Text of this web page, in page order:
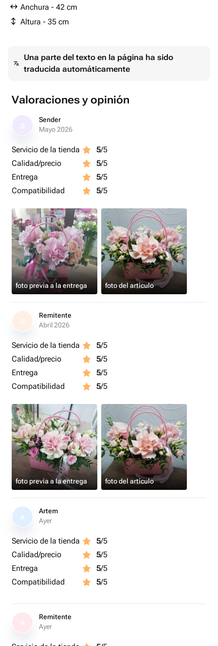
Anchura - 42 cm
Altura - 35 cm
Una parte del texto en la página ha sido
traducida automáticamente
Valoraciones y opinión
Sender
Mayo 2026
Servicio de la tienda 5/5
Calidad/precio
5/5
Entrega
5/5
Compatibilidad
5/5
foto previa a la entrega foto del artículo
R
Remitente
Abril 2026
Servicio de la tienda 5/5
Calidad/precio
5/5
Entrega
5/5
Compatibilidad
5/5
foto previa a la entrega foto del artículo
A
Artem
Ayer
Servicio de la tienda 5/5
Calidad/precio
5/5
Entrega
5/5
Compatibilidad
5/5
Remitente
Ayer